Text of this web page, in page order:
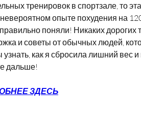
тренировок в спортзале, то
опыте похудения на
поняли! Никаких дорогих
и советы от обычных людей,
узнать, как я сбросила лишний вес
дальше!
ЗДЕСЬ